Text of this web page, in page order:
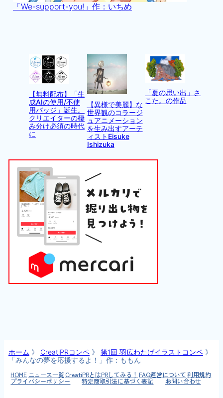
「We-support-you!」作：いちめ
【無料配布】「生
成AIの使用/不使
用バッジ」誕生。
クリエイターの棲
み分け必須の時代
に
【異様で美麗】な
世界観のコラージ
ュアニメーション
を生み出すアーテ
ィストEisuke
Ishizuka
「夏の思い出」さ
こた。の作品
ホーム 》 CreatiPRコンペ》 第1回 羽広わたげイラストコンペ》
「みんなの夢を応援するよ！」作：ももん
HOME ニュース一覧CreatiPRとはPRしてみる！ FAQ運営について利用規約
プライバシーポリシー 特定商取引法に基づく表記 お問い合わせ